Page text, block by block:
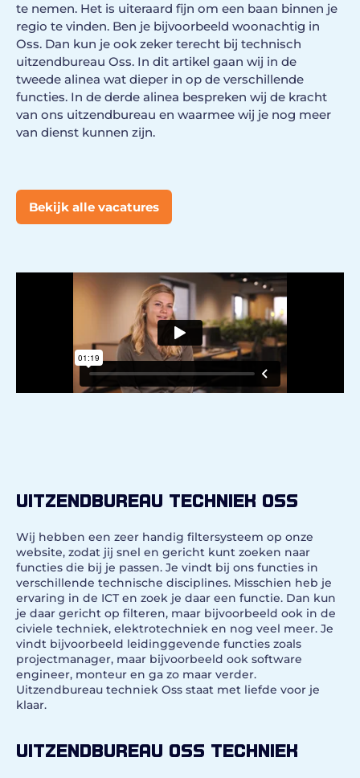
te nemen. Het is uiteraard fijn om een baan binnen je
regio te vinden. Ben je bijvoorbeeld woonachtig in
Oss. Dan kun je ook zeker terecht bij technisch
uitzendbureau Oss. In dit artikel gaan wij in de
tweede alinea wat dieper in op de verschillende
functies. In de derde alinea bespreken wij de kracht
van ons uitzendbureau en waarmee wij je nog meer
van dienst kunnen zijn.
Bekijk alle vacatures
Uitzendbureau techniek Oss
Wij hebben een zeer handig filtersysteem op onze
website, zodat jij snel en gericht kunt zoeken naar
functies die bij je passen. Je vindt bij ons functies in
verschillende technische disciplines. Misschien heb je
ervaring in de ICT en zoek je daar een functie. Dan kun
je daar gericht op filteren, maar bijvoorbeeld ook in de
civiele techniek, elektrotechniek en nog veel meer. Je
vindt bijvoorbeeld leidinggevende functies zoals
projectmanager, maar bijvoorbeeld ook software
engineer, monteur en ga zo maar verder.
Uitzendbureau techniek Oss staat met liefde voor je
klaar.
Uitzendbureau Oss techniek